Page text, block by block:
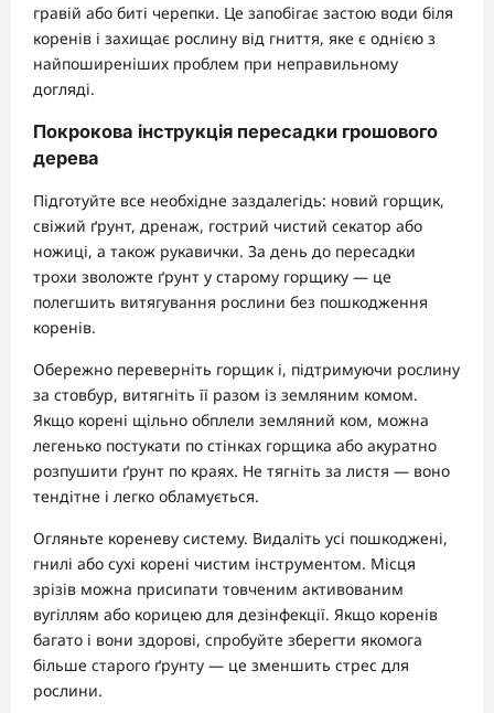
гравій або биті черепки. Це запобігає застою води біля
коренів і захищає рослину від гниття, яке є однією з
найпоширеніших проблем при неправильному
догляді.
Покрокова інструкція пересадки грошового
дерева
Підготуйте все необхідне заздалегідь: новий горщик,
свіжий ґрунт, дренаж, гострий чистий секатор або
ножиці, а також рукавички. За день до пересадки
трохи зволожте ґрунт у старому горщику — це
полегшить витягування рослини без пошкодження
коренів.
Обережно переверніть горщик і, підтримуючи рослину
за стовбур, витягніть її разом із земляним комом.
Якщо корені щільно обплели земляний ком, можна
легенько постукати по стінках горщика або акуратно
розпушити ґрунт по краях. Не тягніть за листя — воно
тендітне і легко обламується.
Огляньте кореневу систему. Видаліть усі пошкоджені,
гнилі або сухі корені чистим інструментом. Місця
зрізів можна присипати товченим активованим
вугіллям або корицею для дезінфекції. Якщо коренів
багато і вони здорові, спробуйте зберегти якомога
більше старого ґрунту — це зменшить стрес для
рослини.